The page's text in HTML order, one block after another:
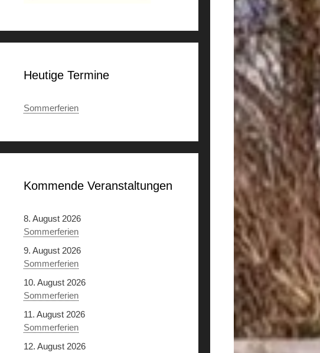
Heutige Termine
Sommerferien
Kommende Veranstaltungen
8. August 2026
Sommerferien
9. August 2026
Sommerferien
10. August 2026
Sommerferien
11. August 2026
Sommerferien
12. August 2026